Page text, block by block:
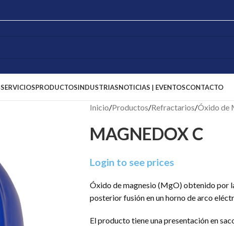
SERVICIOSPRODUCTOSINDUSTRIASNOTICIAS | EVENTOSCONTACTO
Inicio/Productos/Refractarios/Óxido de
MAGNEDOX C
Login to see prices
Óxido de magnesio (MgO) obtenido por
posterior fusión en un horno de arco
El producto tiene una presentación en